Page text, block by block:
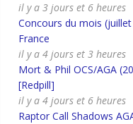
il y a 3 jours et 6 heures
Concours du mois
France
il y a 4 jours et 3 heures
Mort & Phil OCS/AGA
[Redpill]
il y a 4 jours et 6 heures
Raptor Call Shadows